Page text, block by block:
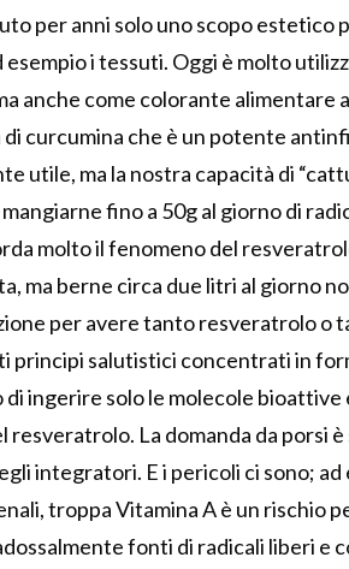
per anni solo uno scopo estetico
i tessuti. Oggi è molto
anche come colorante alimentare
di curcumina che è un potente
utile, ma la nostra capacità di
fino a 50g al giorno di
molto il fenomeno del
ma berne circa due litri al giorno
per avere tanto resveratrolo o
principi salutistici concentrati in
ingerire solo le molecole bioattive
resveratrolo. La domanda da porsi è
integratori. E i pericoli ci sono; ad
troppa Vitamina A è un rischio
fonti di radicali liberi e